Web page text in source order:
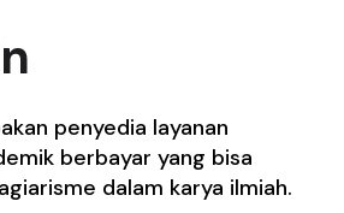
penyedia layanan
berbayar yang bisa
dalam karya ilmiah.